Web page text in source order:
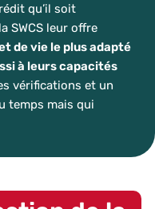
qu’il soit
SWCS leur offre
de vie le plus adapté
à leurs capacités
vérifications et un
temps mais qui